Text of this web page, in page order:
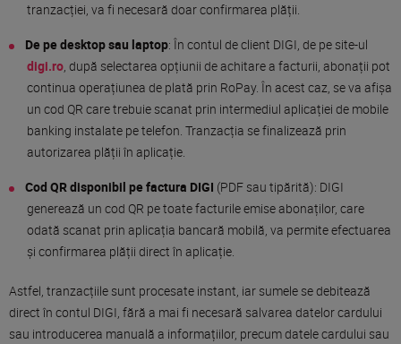
tranzacției, va fi necesară doar confirmarea plății.
De pe desktop sau laptop: În contul de client DIGI, de pe site-ul
digi.ro, după selectarea opțiunii de achitare a facturii, abonații pot
continua operațiunea de plată prin RoPay. În acest caz, se va afișa
un cod QR care trebuie scanat prin intermediul aplicației de mobile
banking instalate pe telefon. Tranzacția se finalizează prin
autorizarea plății în aplicație.
Cod QR disponibil pe factura DIGI (PDF sau tipărită): DIGI
generează un cod QR pe toate facturile emise abonaților, care
odată scanat prin aplicația bancară mobilă, va permite efectuarea
și confirmarea plății direct în aplicație.
Astfel, tranzacțiile sunt procesate instant, iar sumele se debitează
direct în contul DIGI, fără a mai fi necesară salvarea datelor cardului
sau introducerea manuală a informațiilor, precum datele cardului sau